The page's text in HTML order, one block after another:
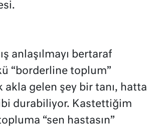
anlaşılmayı bertaraf
“borderline toplum”
gelen şey bir tanı, hatta
durabiliyor. Kastettiğim
“sen hastasın”